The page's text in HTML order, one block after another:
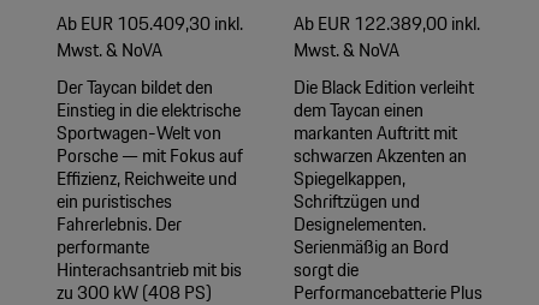
Mein Porsche Account
Car Configurator
Porsche Timepieces
Porsche Poster Designer
Ab EUR 105.409,30 inkl.
Mwst. & NoVA
Der Taycan bildet den
Einstieg in die elektrische
Sportwagen-Welt von
Porsche — mit Fokus auf
Effizienz, Reichweite und
ein puristisches
Fahrerlebnis. Der
performante
Hinterachsantrieb mit bis
zu 300 kW (408 PS)
Ab EUR 122.389,00 inkl.
Mwst. & NoVA
Die Black Edition verleiht
dem Taycan einen
markanten Auftritt mit
schwarzen Akzenten an
Spiegelkappen,
Schriftzügen und
Designelementen.
Serienmäßig an Bord
sorgt die
Performancebatterie Plus